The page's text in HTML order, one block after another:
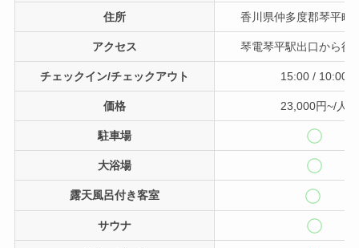
住所 香川県仲多度郡琴平町
アクセス 琴電琴平駅出口から徒
チェックイン/チェックアウト 15:00 / 10:00
価格 23,000円~/人
駐車場
大浴場
露天風呂付き客室
サウナ